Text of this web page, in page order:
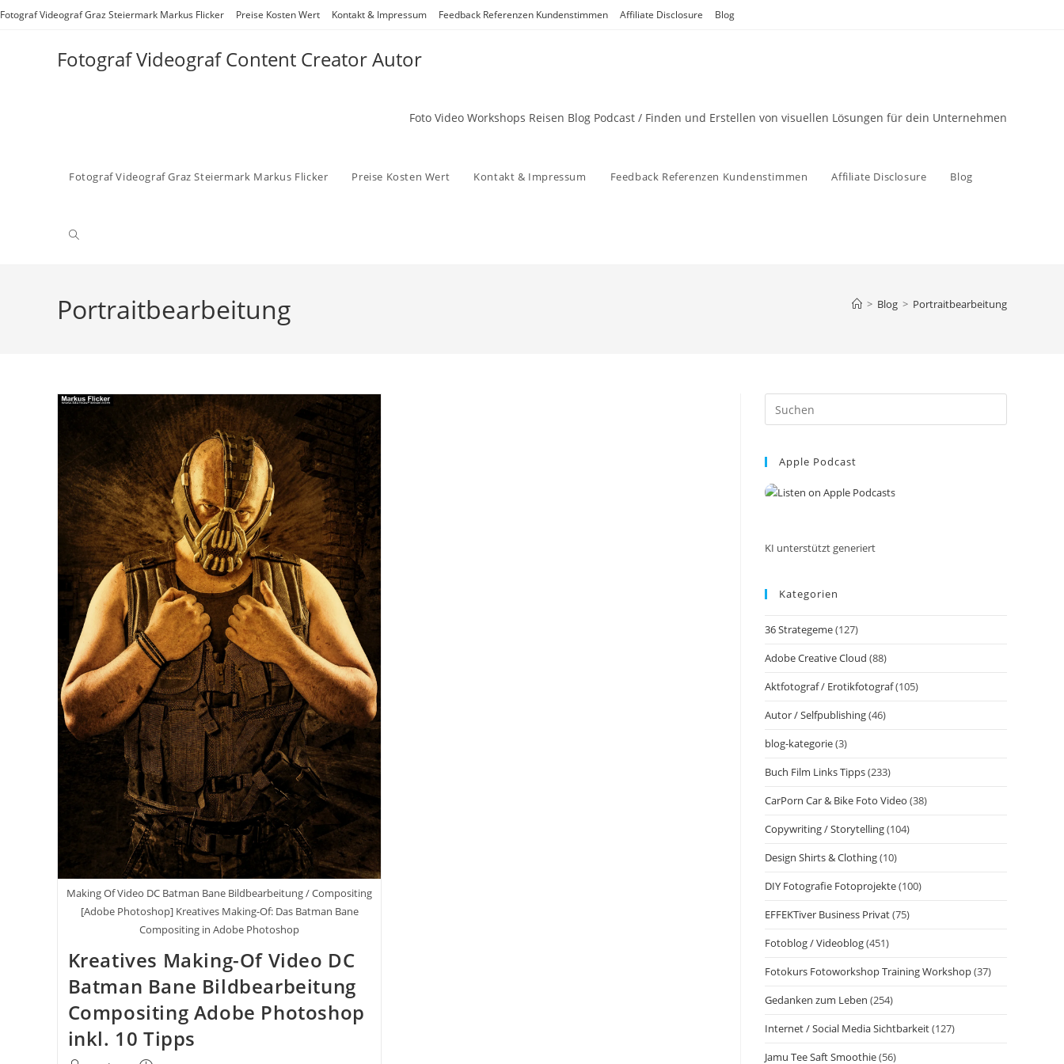
Zum
Fotograf Videograf Graz Steiermark Markus Flicker Preise Kosten Wert Kontakt & Impressum Feedback Referenzen Kundenstimmen Affiliate Disclosure Blog
Fotograf Videograf Content Creator Autor
Foto Video Workshops Reisen Blog Podcast / Finden und Erstellen von visuellen Lösungen für dein Unternehmen
Fotograf Videograf Graz Steiermark Markus Flicker Preise Kosten Wert Kontakt & Impressum Feedback Referenzen Kundenstimmen Affiliate Disclosure Blog
Website-
Portraitbearbeitung > Blog > Portraitbearbeitung
Making Of Video DC Batman Bane Bildbearbeitung / Compositing
[Adobe Photoshop] Kreatives Making-Of: Das Batman Bane
Compositing in Adobe Photoshop
Kreatives Making-Of Video DC
Batman Bane Bildbearbeitung
Compositing Adobe Photoshop
inkl. 10 Tipps
Escape
Apple Podcast
KI unterstützt generiert
Kategorien
36 Strategeme(127)
Adobe Creative Cloud (88)
Aktfotograf / Erotikfotograf(105)
Autor / Selfpublishing(46)
blog-kategorie(3)
Buch Film Links Tipps(233)
CarPorn Car & Bike Foto Video (38)
Copywriting / Storytelling(104)
Design Shirts & Clothing(10)
DIY Fotografie Fotoprojekte(100)
EFFEKTiver Business Privat(75)
Fotoblog / Videoblog(451)
Fotokurs Fotoworkshop Training Workshop(37)
Gedanken zum Leben (254)
Internet / Social Media Sichtbarkeit(127)
Jamu Tee Saft Smoothie(56)